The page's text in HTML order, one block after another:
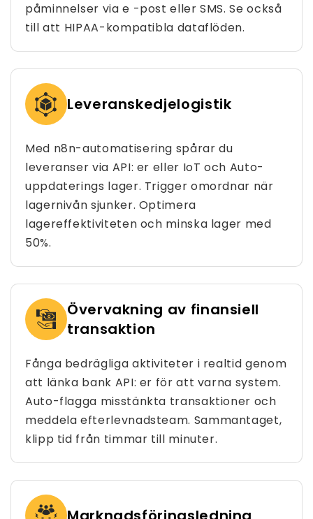
påminnelser via e -post eller SMS. Se också
till att HIPAA-kompatibla dataflöden.
Leveranskedjelogistik
Med n8n-automatisering spårar du
leveranser via API: er eller IoT och Auto-
uppdaterings lager. Trigger omordnar när
lagernivån sjunker. Optimera
lagereffektiviteten och minska lager med
50%.
Övervakning av finansiell
transaktion
Fånga bedrägliga aktiviteter i realtid genom
att länka bank API: er för att varna system.
Auto-flagga misstänkta transaktioner och
meddela efterlevnadsteam. Sammantaget,
klipp tid från timmar till minuter.